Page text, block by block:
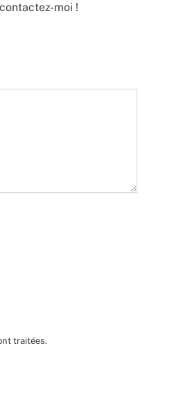
contactez-moi !
traitées.